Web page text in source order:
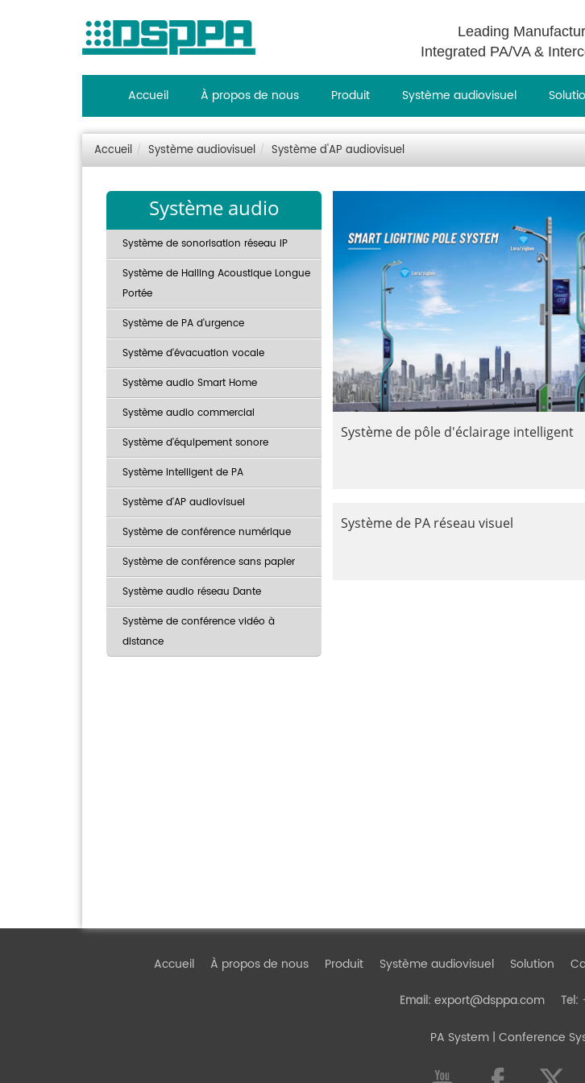
Leading
Integrated PA/VA &
Accueil À propos de nous Produit Système audiovisuel
Accueil Système audiovisuel Système d'AP audiovisuel
Système audio
Système de sonorisation réseau IP
Système de Hailing Acoustique Longue
Portée
Système de PA d'urgence
Système d'évacuation vocale
Système audio Smart Home
Système audio commercial
Système d'équipement sonore
Système intelligent de PA
Système d'AP audiovisuel
Système de conférence numérique
Système de conférence sans papier
Système audio réseau Dante
Système de conférence vidéo à
distance
Système de pôle d'éclairage intelligent
Système de PA réseau visuel
Accueil À propos de nous Produit Système audiovisuel Solution
Email: export@dsppa.com Tel:
PA System| Conference